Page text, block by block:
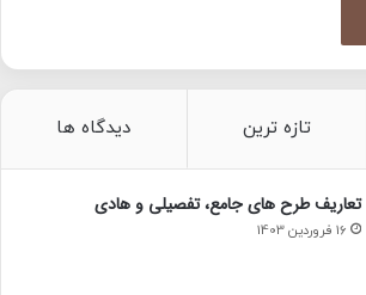
تازه ترین دیدگاه ها
تعاریف طرح های جامع، تفصیلی و هادی
16 فروردین 1403